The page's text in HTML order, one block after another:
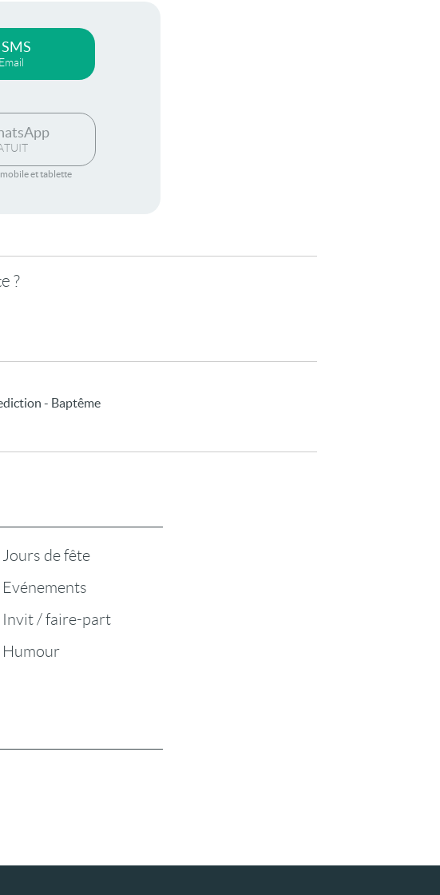
et tablette
?
- Baptême
Jours de fête
Evénements
Invit / faire-part
Humour